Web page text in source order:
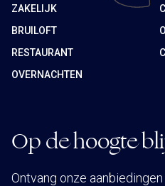
ZAKELIJK
BRUILOFT
RESTAURANT
OVERNACHTEN
Op de hoogte
Ontvang onze